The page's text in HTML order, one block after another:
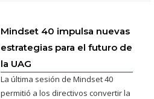
Mindset 40 impulsa nuevas
estrategias para el futuro de
la UAG
La última sesión de Mindset 40
permitió a los directivos convertir la